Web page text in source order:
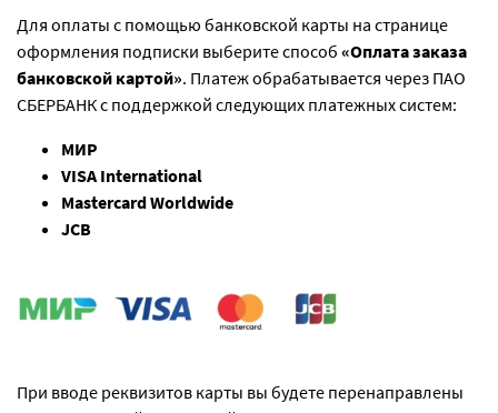
Для оплаты с помощью банковской карты на странице
оформления подписки выберите способ «Оплата заказа
банковской картой». Платеж обрабатывается через ПАО
СБЕРБАНК с поддержкой следующих платежных систем:
МИР
VISA International
Mastercard Worldwide
JCB
При вводе реквизитов карты вы будете перенаправлены